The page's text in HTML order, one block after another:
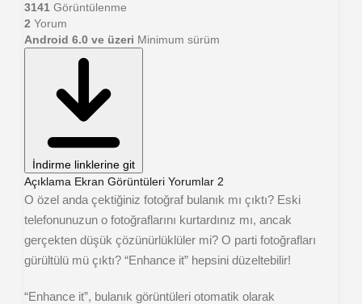
3141 Görüntülenme
2 Yorum
Android 6.0 ve üzeri Minimum sürüm
İndirme linklerine git
Açıklama Ekran Görüntüleri Yorumlar 2
O özel anda çektiğiniz fotoğraf bulanık mı çıktı? Eski
telefonunuzun o fotoğraflarını kurtardınız mı, ancak
gerçekten düşük çözünürlüklüler mi? O parti fotoğrafları
gürültülü mü çıktı? “Enhance it” hepsini düzeltebilir!
“Enhance it”, bulanık görüntüleri otomatik olarak